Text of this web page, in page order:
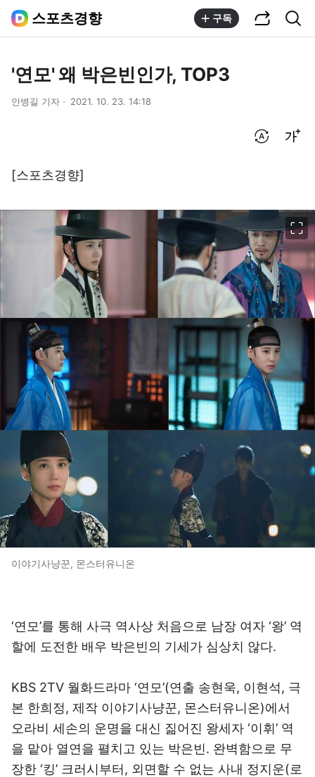
스포츠경향 구독
'연모' 왜 박은빈인가, TOP3
안병길 기자 2021. 10. 23. 14:18
[스포츠경향]
이야기사냥꾼, 몬스터유니온
‘연모’를 통해 사극 역사상 처음으로 남장 여자 ‘왕’ 역
할에 도전한 배우 박은빈의 기세가 심상치 않다.
KBS 2TV 월화드라마 ‘연모’(연출 송현욱, 이현석, 극
본 한희정, 제작 이야기사냥꾼, 몬스터유니온)에서
오라비 세손의 운명을 대신 짊어진 왕세자 ‘이휘’ 역
을 맡아 열연을 펼치고 있는 박은빈. 완벽함으로 무
장한 ‘킹’ 크러시부터, 외면할 수 없는 사내 정지운(로